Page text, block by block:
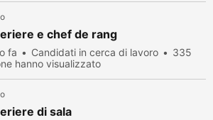
e chef de rang
fa Candidati in cerca di lavoro
335
hanno visualizzato
di sala